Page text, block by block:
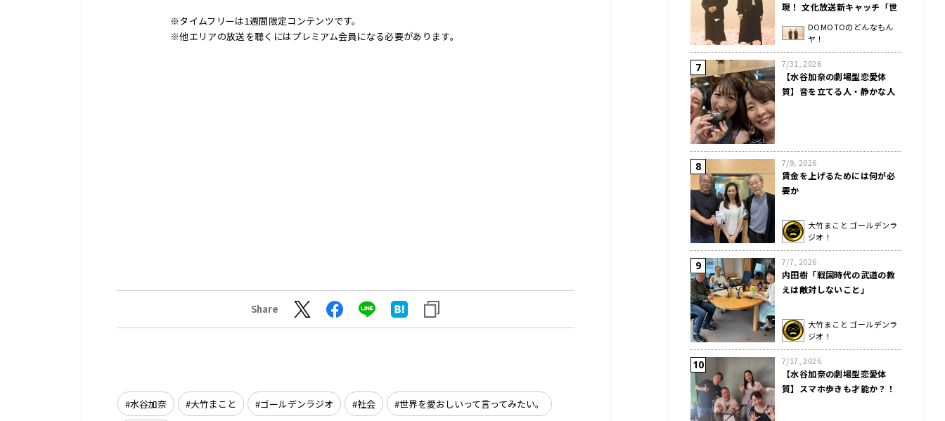
※タイムフリーは1週間限定コンテンツです。
※他エリアの放送を聴くにはプレミアム会員になる必要があります。
Share
水谷加奈 大竹まこと ゴールデンラジオ 社会 世界を愛おしいって言ってみたい。
現！ 文化放送新キャッチ「世
界を愛おしいって言ってみた
い。」キャンペーンソングを
DOMOTOが制作決定！
DOMOTOのどんなもん
ヤ！
7/31, 2026
【水谷加奈の劇場型恋愛体
質】音を立てる人・静かな人
7/9, 2026
賃金を上げるためには何が必
要か
大竹まこと ゴールデンラ
ジオ！
7/7, 2026
内田樹「戦国時代の武道の教
えは敵対しないこと」
大竹まこと ゴールデンラ
ジオ！
7/17, 2026
【水谷加奈の劇場型恋愛体
質】スマホ歩きも才能か？！